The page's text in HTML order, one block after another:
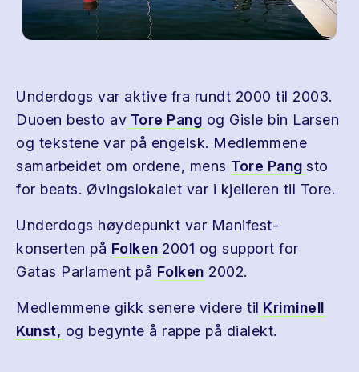
Underdogs var aktive fra rundt 2000 til 2003.
Duoen besto av Tore Pang og Gisle bin Larsen
og tekstene var på engelsk. Medlemmene
samarbeidet om ordene, mens Tore Pang sto
for beats. Øvingslokalet var i kjelleren til Tore.
Underdogs høydepunkt var Manifest-
konserten på Folken 2001 og support for
Gatas Parlament på Folken 2002.
Medlemmene gikk senere videre til Kriminell
Kunst, og begynte å rappe på dialekt.